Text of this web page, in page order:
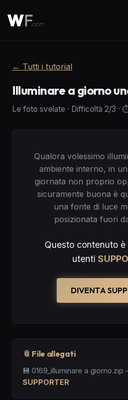
← Tutti i tutorial
Illuminare a giorno
Le foto svelate · Difficoltà 2/3 ·
Qualora volessimo
ambiente interno, in
giornata non proprio
sicuramente buona è
una fonte di luce
posizionata fuori
Questo contenuto
utenti
DIVENTA
📎 File allegati
💾 0169_illuminare a giorno.zip
SUPPORTER